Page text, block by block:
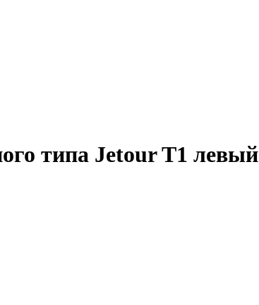
типа Jetour T1 левый